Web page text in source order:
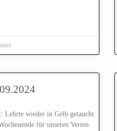
Lehrte wieder in Gelb getaucht.
für unseren Verein